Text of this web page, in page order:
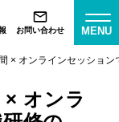
お問い合わせ MENU
× オンラインセッショ
× オンラ